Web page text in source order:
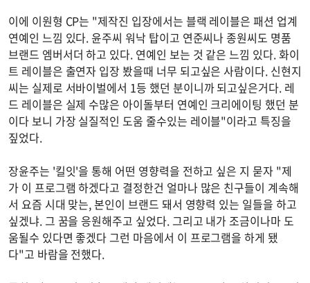
이에 이원형 CP는 "제작진 입장에서는 블랙 레이블은 패션 업계
연예인 느낌 있다. 윤주씨 워낙 탑이고 연준씨나 종원씨도 명품
브랜드 엠버서더 하고 있다. 연예인 보는 것 같은 느낌 있다. 화이
트 레이블은 출연자 입장 봤을때 너무 되고싶은 사람이다. 신현지
씨는 실제로 서바이벌에서 1등 했던 분이니까 되고싶은거다. 레
드 레이블은 실제 수많은 아이돌부터 연예인 크리에이팅 했던 분
이다 보니 가장 실질적인 도움 줄수있는 레이블"이라고 특징을
짚었다.
장윤주는 '킬잇'을 통해 어떤 영향력을 전하고 싶은 지 묻자 "제
가 이 프로그램 하겠다고 결정한건 얼마나 많은 친구들이 계속해
서 요즘 시대 맞는, 본인이 브랜드 돼서 영향력 있는 일들을 하고
싶겠냐. 그 꿈을 응원해주고 싶었다. 그리고 내가 조금이나마 도
움될수 있다면 좋겠다 그런 마음에서 이 프로그램을 하게 됐
다"고 바람을 전했다.